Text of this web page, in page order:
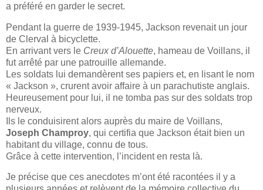
a préféré en garder le secret.
Pendant la guerre de 1939-1945, Jackson revenait un jour
de Clerval à bicyclette.
En arrivant vers le Creux d’Alouette, hameau de Voillans, il
fut arrêté par une patrouille allemande.
Les soldats lui demandèrent ses papiers et, en lisant le nom
« Jackson », crurent avoir affaire à un parachutiste anglais.
Heureusement pour lui, il ne tomba pas sur des soldats trop
nerveux.
Ils le conduisirent alors auprès du maire de Voillans,
Joseph Champroy, qui certifia que Jackson était bien un
habitant du village, connu de tous.
Grâce à cette intervention, l’incident en resta là.
Je précise que ces anecdotes m’ont été racontées il y a